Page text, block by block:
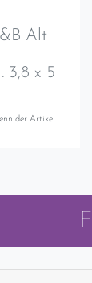
Alt
3,8 x 5
der Artikel